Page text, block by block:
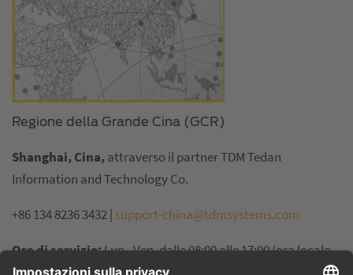
Regione della Grande Cina (GCR)
Shanghai, Cina, attraverso il partner TDM Tedan
Information and Technology Co.
+86 134 8236 3432 | support-china@tdmsystems.com
Ore di servizio:Lun - Ven, dalle 08:00 alle 17:00 (ora locale,